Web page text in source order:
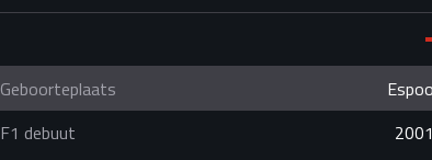
Geboorteplaats
Espoo
F1 debuut 2001